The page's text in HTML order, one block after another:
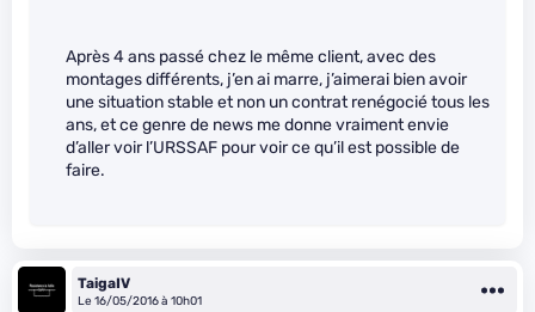
Après 4 ans passé chez le même client, avec des
montages différents, j’en ai marre, j’aimerai bien avoir
une situation stable et non un contrat renégocié tous les
ans, et ce genre de news me donne vraiment envie
d’aller voir l’URSSAF pour voir ce qu’il est possible de
faire.
TaigaIV
Le 16/05/2016 à 10h01